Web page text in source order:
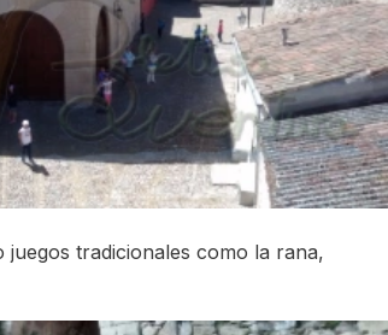
tradicionales como la rana,